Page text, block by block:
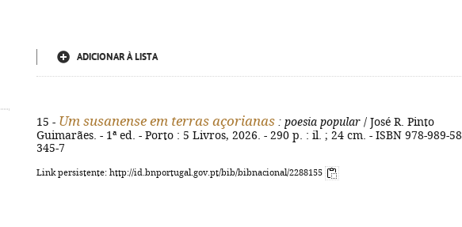
ADICIONAR À LISTA
15 - Um susanense em terras açorianas : poesia popular / José R. Pinto
Guimarães. - 1ª ed. - Porto : 5 Livros, 2026. - 290 p. : il. ; 24 cm. - ISBN 978-989-
345-7
Link persistente: http://id.bnportugal.gov.pt/bib/bibnacional/2288155